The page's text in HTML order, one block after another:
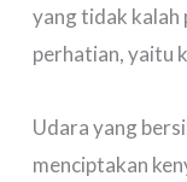
yang tidak kalah
perhatian, yaitu
Udara yang
menciptakan